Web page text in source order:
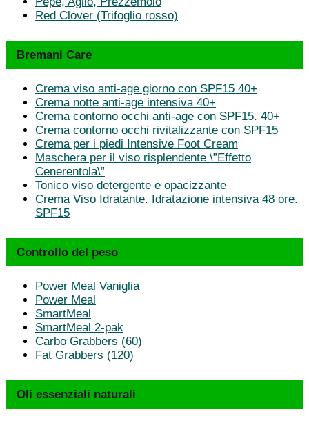
Red Clover (Trifoglio rosso)
Bremani Care
Crema viso anti-age giorno con SPF15 40+
Crema notte anti-age intensiva 40+
Crema contorno occhi anti-age con SPF15. 40+
Crema contorno occhi rivitalizzante con SPF15
Crema per i piedi Intensive Foot Cream
Maschera per il viso risplendente \”Effetto
Cenerentola\”
Tonico viso detergente e opacizzante
Crema Viso Idratante. Idratazione intensiva 48 ore.
SPF15
Controllo del peso
Power Meal Vaniglia
Power Meal
SmartMeal
SmartMeal 2-pak
Carbo Grabbers (60)
Fat Grabbers (120)
Oli essenziali naturali